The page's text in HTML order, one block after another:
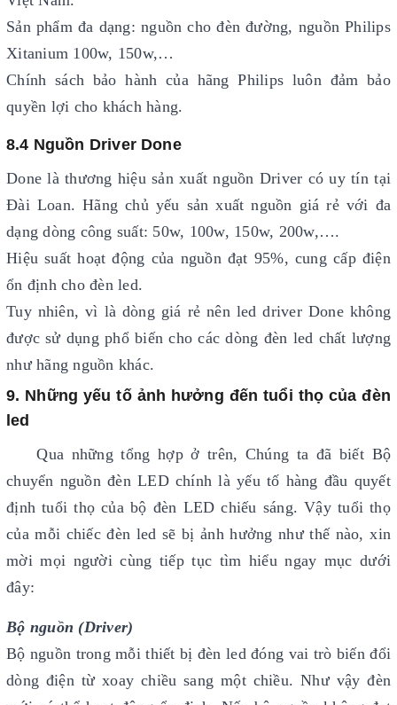
Sản phẩm đa dạng: nguồn cho đèn đường, nguồn Philips
Xitanium 100w, 150w,…
Chính sách bảo hành của hãng Philips luôn đảm bảo
quyền lợi cho khách hàng.
8.4 Nguồn Driver Done
Done là thương hiệu sản xuất nguồn Driver có uy tín tại
Đài Loan. Hãng chủ yếu sản xuất nguồn giá rẻ với đa
dạng dòng công suất: 50w, 100w, 150w, 200w,….
Hiệu suất hoạt động của nguồn đạt 95%, cung cấp điện
ổn định cho đèn led.
Tuy nhiên, vì là dòng giá rẻ nên led driver Done không
được sử dụng phổ biến cho các dòng đèn led chất lượng
như hãng nguồn khác.
9. Những yếu tố ảnh hưởng đến tuổi thọ của đèn
led
Qua những tổng hợp ở trên, Chúng ta đã biết Bộ
chuyển nguồn đèn LED chính là yếu tố hàng đầu quyết
định tuổi thọ của bộ đèn LED chiếu sáng. Vậy tuổi thọ
của mỗi chiếc đèn led sẽ bị ảnh hưởng như thế nào, xin
mời mọi người cùng tiếp tục tìm hiểu ngay mục dưới
đây:
Bộ nguồn (Driver)
Bộ nguồn trong mỗi thiết bị đèn led đóng vai trò biến đổi
dòng điện từ xoay chiều sang một chiều. Như vậy đèn